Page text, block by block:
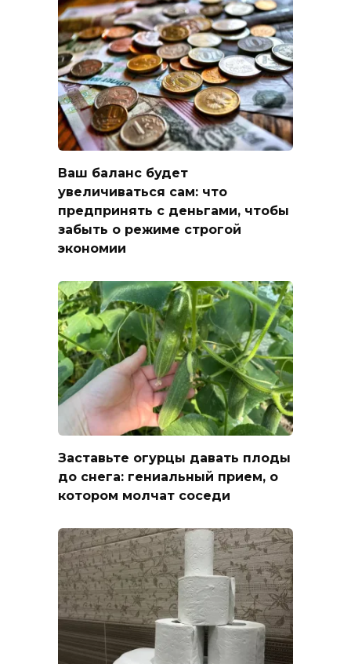
Ваш баланс будет
увеличиваться сам: что
предпринять с деньгами, чтобы
забыть о режиме строгой
экономии
Заставьте огурцы давать плоды
до снега: гениальный прием, о
котором молчат соседи